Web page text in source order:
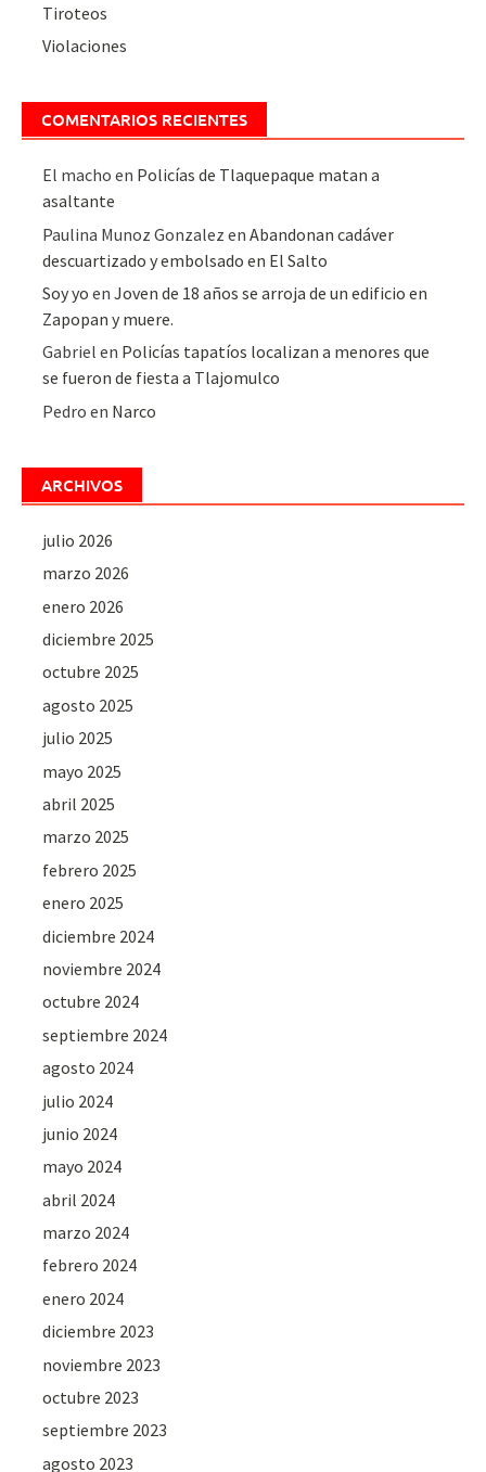
Tiroteos
Violaciones
COMENTARIOS RECIENTES
El macho en Policías de Tlaquepaque matan a
asaltante
Paulina Munoz Gonzalez enAbandonan cadáver
descuartizado y embolsado en El Salto
Soy yo enJoven de 18 años se arroja de un edificio en
Zapopan y muere.
Gabriel en Policías tapatíos localizan a menores que
se fueron de fiesta a Tlajomulco
Pedro en Narco
ARCHIVOS
julio 2026
marzo 2026
enero 2026
diciembre 2025
octubre 2025
agosto 2025
julio 2025
mayo 2025
abril 2025
marzo 2025
febrero 2025
enero 2025
diciembre 2024
noviembre 2024
octubre 2024
septiembre 2024
agosto 2024
julio 2024
junio 2024
mayo 2024
abril 2024
marzo 2024
febrero 2024
enero 2024
diciembre 2023
noviembre 2023
octubre 2023
septiembre 2023
agosto 2023